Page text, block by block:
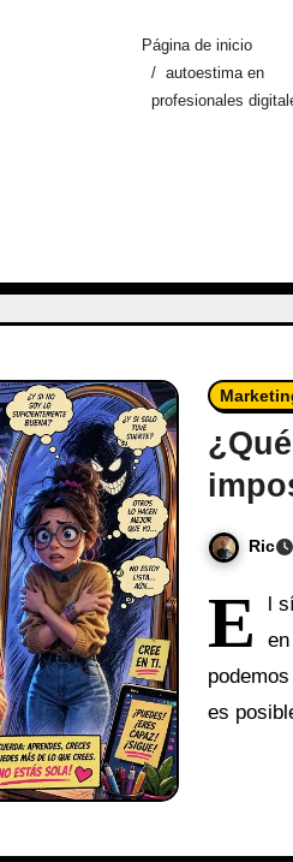
Página de inicio
autoestima en
profesionales
Ric
E
l
es